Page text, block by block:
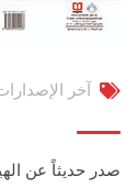
آخر
صدر حديثاً عن